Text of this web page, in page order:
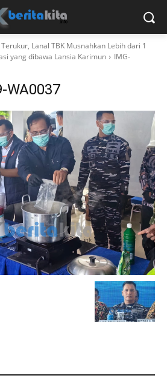
Lanal TBK Musnahkan Lebih dari 1
yang dibawa Lansia Karimun
IMG-
WA0037